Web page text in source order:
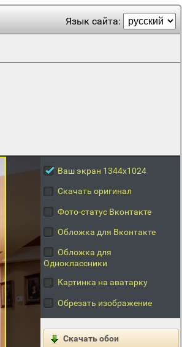
Язык сайта:
Ваш экран 1344x1024
Скачать оригинал
Фото-статус Вконтакте
Обложка для Вконтакте
Обложка для
Одноклассники
Картинка на аватарку
Обрезать изображение
Скачать обои